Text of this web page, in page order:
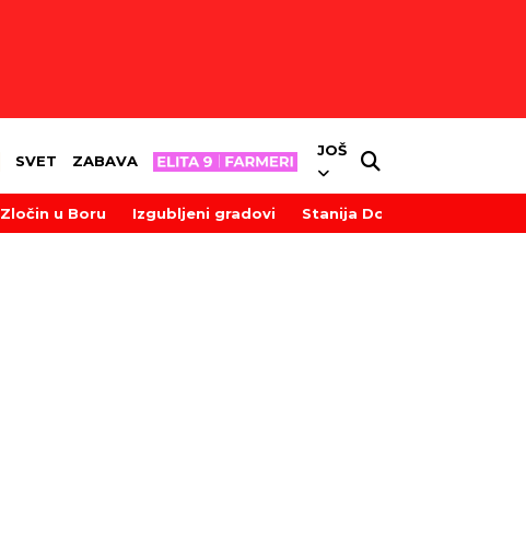
SVET ZABAVA
JOŠ
Zločin u Boru Izgubljeni gradovi Stanija Dobrojević